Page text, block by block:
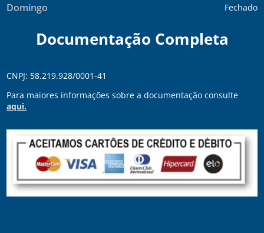
Domingo Fechado
Documentação Completa
CNPJ: 58.219.928/0001-41
Para maiores informações sobre a documentação consulte
aqui.